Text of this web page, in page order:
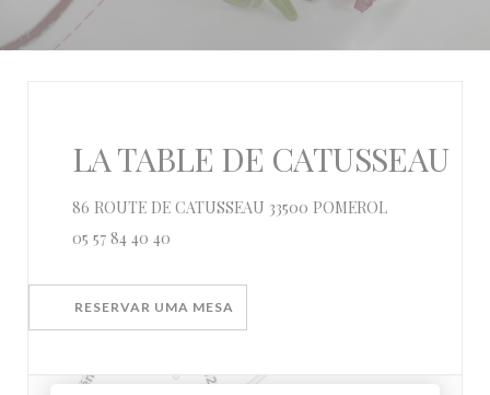
LA TABLE DE CATUSSEAU
86 ROUTE DE CATUSSEAU 33500 POMEROL((abre numa
05 57 84 40 40
RESERVAR UMA MESA